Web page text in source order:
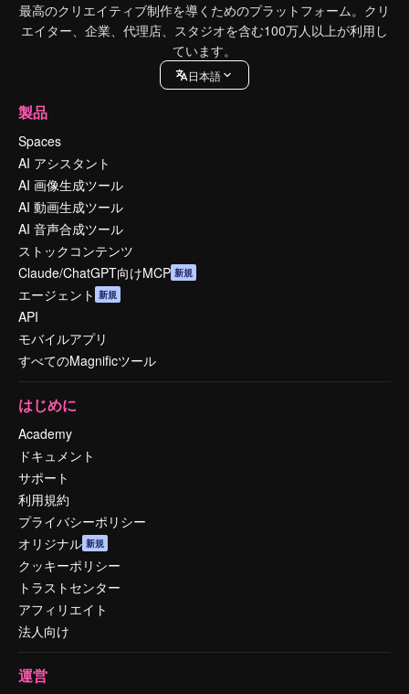
最高のクリエイティブ制作を導くためのプラットフォーム。クリ
エイター、企業、代理店、スタジオを含む100万人以上が利用し
ています。
日本語
製品
Spaces
AI アシスタント
AI 画像生成ツール
AI 動画生成ツール
AI 音声合成ツール
ストックコンテンツ
Claude/ChatGPT向けMCP 新規
エージェント 新規
API
モバイルアプリ
すべてのMagnificツール
はじめに
Academy
ドキュメント
サポート
利用規約
プライバシーポリシー
オリジナル 新規
クッキーポリシー
トラストセンター
アフィリエイト
法人向け
運営